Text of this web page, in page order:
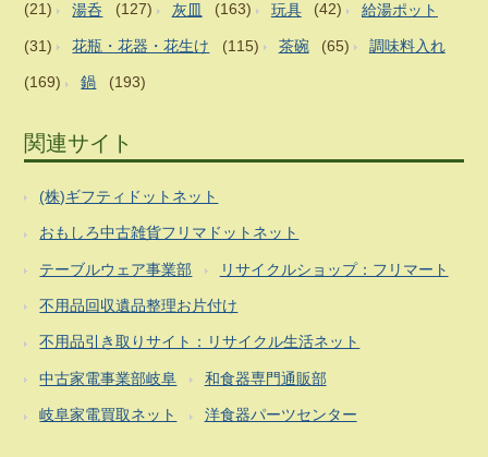
(21) 湯呑 (127) 灰皿 (163) 玩具 (42) 給湯ポット
(31) 花瓶・花器・花生け (115) 茶碗 (65) 調味料入れ
(169) 鍋 (193)
関連サイト
(株)ギフティドットネット
おもしろ中古雑貨フリマドットネット
テーブルウェア事業部 リサイクルショップ：フリマート
不用品回収遺品整理お片付け
不用品引き取りサイト：リサイクル生活ネット
中古家電事業部岐阜 和食器専門通販部
岐阜家電買取ネット 洋食器パーツセンター